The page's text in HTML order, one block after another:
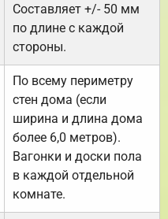
Составляет +/- 50 мм
по длине с каждой
стороны.
По всему периметру
стен дома (если
ширина и длина дома
более 6,0 метров).
Вагонки и доски пола
в каждой отдельной
комнате.